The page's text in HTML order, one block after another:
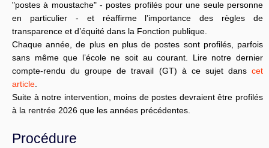
"postes à moustache" - postes profilés pour une seule personne
en particulier - et réaffirme l’importance des règles de
transparence et d’équité dans la Fonction publique.
Chaque année, de plus en plus de postes sont profilés, parfois
sans même que l’école ne soit au courant. Lire notre dernier
compte-rendu du groupe de travail (GT) à ce sujet dans cet
article.
Suite à notre intervention, moins de postes devraient être profilés
à la rentrée 2026 que les années précédentes.
Procédure